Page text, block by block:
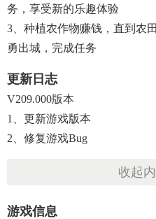
务，享受新的乐趣体验
3、种植农作物赚钱，直到农
勇出城，完成任务
更新日志
V209.000版本
1、更新游戏版本
2、修复游戏bug
收起
游戏信息